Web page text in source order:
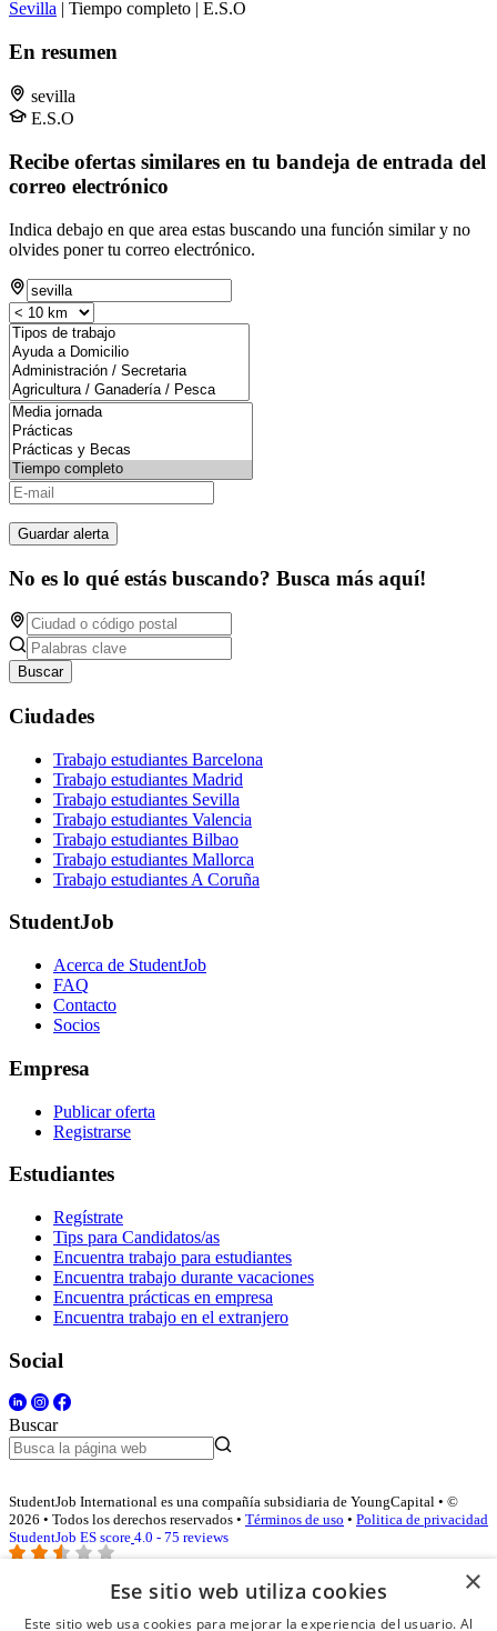
Sevilla | Tiempo completo | E.S.O
En resumen
sevilla
E.S.O
Recibe ofertas similares en tu bandeja de entrada del
correo electrónico
Indica debajo en que area estas buscando una función similar y no
olvides poner tu correo electrónico.
Guardar alerta
No es lo qué estás buscando? Busca más aquí!
Buscar
Ciudades
Trabajo estudiantes Barcelona
Trabajo estudiantes Madrid
Trabajo estudiantes Sevilla
Trabajo estudiantes Valencia
Trabajo estudiantes Bilbao
Trabajo estudiantes Mallorca
Trabajo estudiantes A Coruña
StudentJob
Acerca de StudentJob
FAQ
Contacto
Socios
Empresa
Publicar oferta
Registrarse
Estudiantes
Regístrate
Tips para Candidatos/as
Encuentra trabajo para estudiantes
Encuentra trabajo durante vacaciones
Encuentra prácticas en empresa
Encuentra trabajo en el extranjero
Social
Buscar
StudentJob International es una compañía subsidiaria de YoungCapital • ©
2026 • Todos los derechos reservados • Términos de uso • Politica de privacidad
StudentJob ES score 4.0 - 75 reviews
Acceso empresas
×
Ese sitio web utiliza cookies
Este sitio web usa cookies para mejorar la experiencia del usuario. Al